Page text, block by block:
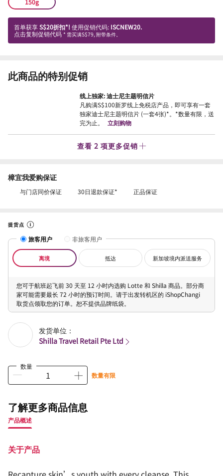
首单获享S$20折扣*! 使用促销代码: ISCNEW20.
点击复制促销代码 * 需买满S$79, 附带条件。
此商品的特别促销
线上独家: 迪士尼主题明信片
凡购满S$100新罗线上免税店产品，即可享有一套
独家迪士尼主题明信片 (一套4张)*。*数量有限，送
完为止。
立刻购物
查看 2 项更多促销
樟宜我爱购保证
与门店同价保证 30日退款保证* 正品保证
提货点
旅客用户 非旅客用户
离境 抵达 新加坡境内派送服务
您可于航班起飞前 30 天至 12 小时内选购 Lotte 和 Shilla 商品。部分商
家可能需要最长 72 小时的预订时间。请于出发转机区的 iShopChangi
取货点领取您的订单。恕不提供品牌纸袋。
发货单位：
Shilla Travel Retail Pte Ltd
数量
数量有限
了解更多商品信息
产品概述
关于产品